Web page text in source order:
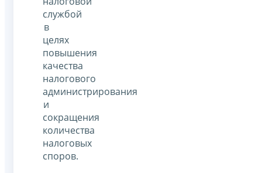
службой
в
целях
повышения
качества
налогового
администрирования
и
сокращения
количества
налоговых
споров.